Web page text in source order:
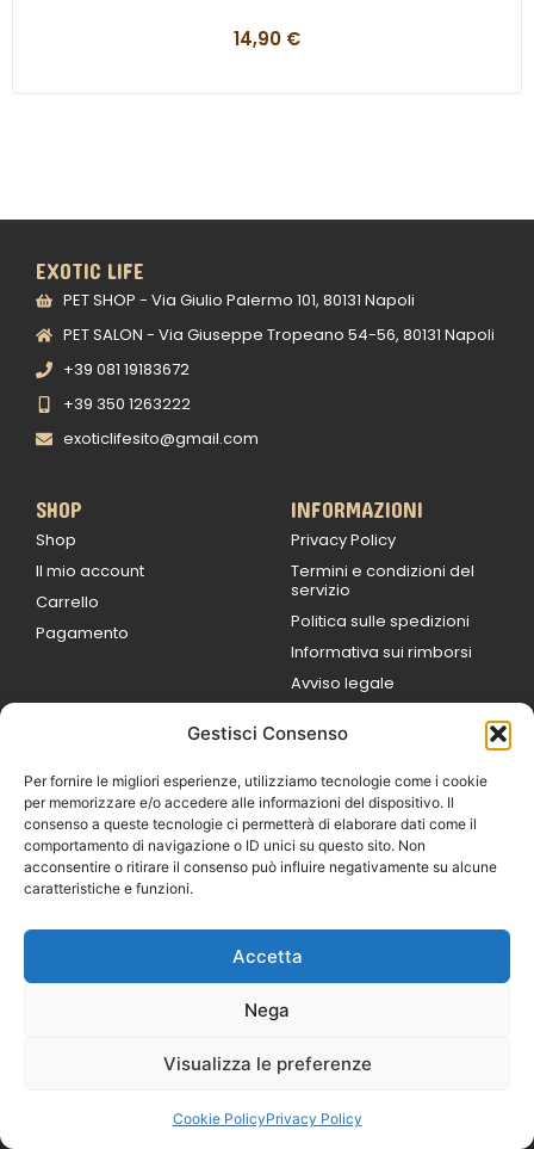
Gestisci Consenso
Per fornire le migliori esperienze, utilizziamo tecnologie come i cookie
per memorizzare e/o accedere alle informazioni del dispositivo. Il
consenso a queste tecnologie ci permetterà di elaborare dati come il
comportamento di navigazione o ID unici su questo sito. Non
acconsentire o ritirare il consenso può influire negativamente su alcune
caratteristiche e funzioni.
Accetta
Nega
Visualizza le preferenze
Cookie PolicyPrivacy Policy
14,90 €
EXOTIC LIFE
PET SHOP - Via Giulio Palermo 101, 80131 Napoli
PET SALON - Via Giuseppe Tropeano 54-56, 80131 Napoli
+39 081 19183672
+39 350 1263222
exoticlifesito@gmail.com
SHOP
Shop
Il mio account
Carrello
Pagamento
INFORMAZIONI
Privacy Policy
Termini e condizioni del
servizio
Politica sulle spedizioni
Informativa sui rimborsi
Avviso legale
9:00
Sabato 09:00 /
14:00
16:30 /
Domenica
Castaldi Luca | P.IVA
IT07259351216
Bilogic – Agenzia di